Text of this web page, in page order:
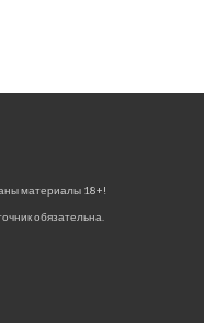
материалы 18+!
обязательна.